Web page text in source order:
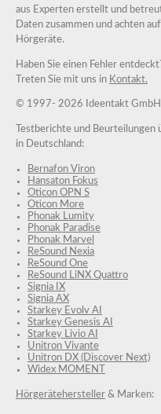
aus Experten erstellt und
Daten zusammen und achten
Hörgeräte.
Haben Sie einen Fehler
Treten Sie mit uns in Kontakt.
© 1997- 2026 Ideentakt GmbH
Testberichte und
in Deutschland:
Bernafon Viron
Hansaton Fokus
Oticon OPN S
Oticon More
Phonak Lumity
Phonak Paradise
Phonak Marvel
ReSound Nexia
ReSound One
ReSound LiNX Quattro
Signia IX
Signia AX
Starkey Evolv AI
Starkey Genesis AI
Starkey Livio AI
Unitron Vivante
Unitron DX (Discover Next)
Widex MOMENT
Hörgerätehersteller & Marken: